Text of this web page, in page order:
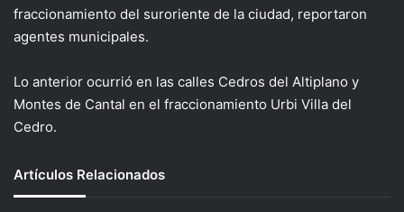
fraccionamiento del suroriente de la ciudad, reportaron
agentes municipales.
Lo anterior ocurrió en las calles Cedros del Altiplano y
Montes de Cantal en el fraccionamiento Urbi Villa del
Cedro.
Artículos Relacionados